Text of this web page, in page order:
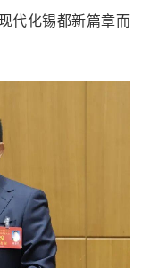
代化锡都新篇章而